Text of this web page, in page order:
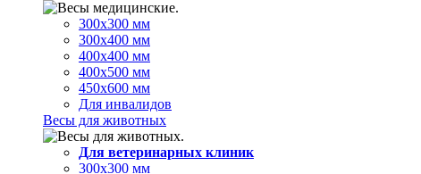
300х300 мм
300х400 мм
400х400 мм
400х500 мм
450х600 мм
Для инвалидов
Весы для животных
Для ветеринарных клиник
300х300 мм